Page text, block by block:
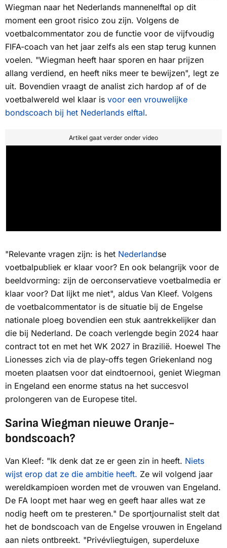
Wiegman naar het Nederlands mannenelftal op dit
moment een groot risico zou zijn. Volgens de
voetbalcommentator zou de functie voor de vijfvoudig
FIFA-coach van het jaar zelfs als een stap terug kunnen
voelen. "Wiegman heeft haar sporen en haar prijzen
allang verdiend, en heeft niks meer te bewijzen", legt ze
uit. Bovendien vraagt de analist zich hardop af of de
voetbalwereld wel klaar is voor een vrouwelijke
bondscoach bij het Nederlands elftal.
Artikel gaat verder onder video
"Relevante vragen zijn: is het Nederlandse
voetbalpubliek er klaar voor? En ook belangrijk voor de
beeldvorming: zijn de oerconservatieve voetbalmedia er
klaar voor? Dat lijkt me niet", aldus Van Kleef. Volgens
de voetbalcommentator is de situatie bij de Engelse
nationale ploeg bovendien een stuk aantrekkelijker dan
die bij Nederland. De coach verlengde begin 2024 haar
contract tot en met het WK 2027 in Brazilië. Hoewel The
Lionesses zich via de play-offs tegen Griekenland nog
moeten plaatsen voor dat eindtoernooi, geniet Wiegman
in Engeland een enorme status na het succesvol
prolongeren van de Europese titel.
Sarina Wiegman nieuwe Oranje-
bondscoach?
Van Kleef: "Ik denk dat ze er geen zin in heeft. Niets
wijst erop dat ze die ambitie heeft. Ze wil volgend jaar
wereldkampioen worden met de vrouwen van Engeland.
De FA loopt met haar weg en geeft haar alles wat ze
nodig heeft om te presteren." De sportjournalist stelt dat
het de bondscoach van de Engelse vrouwen in Engeland
aan niets ontbreekt. "Privévliegtuigen, superdeluxe